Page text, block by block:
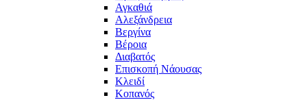
Αγκαθιά
Αλεξάνδρεια
Βεργίνα
Βέροια
Διαβατός
Επισκοπή Νάουσας
Κλειδί
Κοπανός